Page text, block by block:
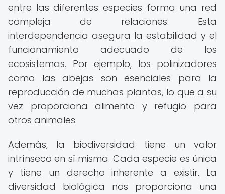
entre las diferentes especies forma una red
compleja de relaciones. Esta
interdependencia asegura la estabilidad y el
funcionamiento adecuado de los
ecosistemas. Por ejemplo, los polinizadores
como las abejas son esenciales para la
reproducción de muchas plantas, lo que a su
vez proporciona alimento y refugio para
otros animales.
Además, la biodiversidad tiene un valor
intrínseco en sí misma. Cada especie es única
y tiene un derecho inherente a existir. La
diversidad biológica nos proporciona una